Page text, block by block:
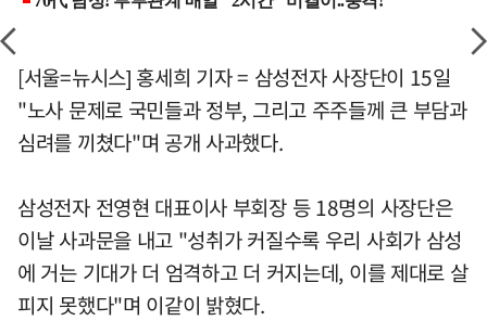
[서울=뉴시스] 홍세희 기자 = 삼성전자 사장단이 15일
"노사 문제로 국민들과 정부, 그리고 주주들께 큰 부담과
심려를 끼쳤다"며 공개 사과했다.
삼성전자 전영현 대표이사 부회장 등 18명의 사장단은
이날 사과문을 내고 "성취가 커질수록 우리 사회가 삼성
에 거는 기대가 더 엄격하고 더 커지는데, 이를 제대로 살
피지 못했다"며 이같이 밝혔다.